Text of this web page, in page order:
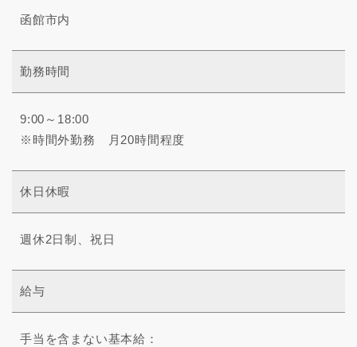
函館市内
勤務時間
9:00～18:00
※時間外勤務 月20時間程度
休日休暇
週休2日制、祝日
給与
手当を含まない基本給：